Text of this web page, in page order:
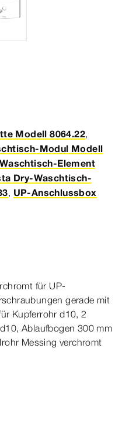
Modell 8064.22,
Modul Modell
Element
Dry-Waschtisch-
, UP-Anschlussbox
für UP-​
gerade mit
Kupferrohr d10, 2
Ablaufbogen 300 mm
Messing verchromt